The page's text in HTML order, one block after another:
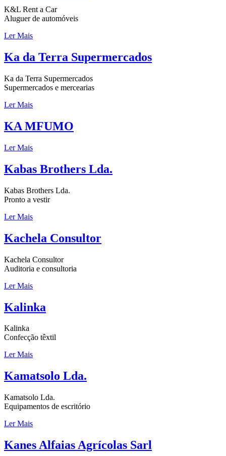
K&L Rent a Car
Aluguer de automóveis
Ler Mais
Ka da Terra Supermercados
Ka da Terra Supermercados
Supermercados e mercearias
Ler Mais
KA MFUMO
Ler Mais
Kabas Brothers Lda.
Kabas Brothers Lda.
Pronto a vestir
Ler Mais
Kachela Consultor
Kachela Consultor
Auditoria e consultoria
Ler Mais
Kalinka
Kalinka
Confecção têxtil
Ler Mais
Kamatsolo Lda.
Kamatsolo Lda.
Equipamentos de escritório
Ler Mais
Kanes Alfaias Agrícolas Sarl